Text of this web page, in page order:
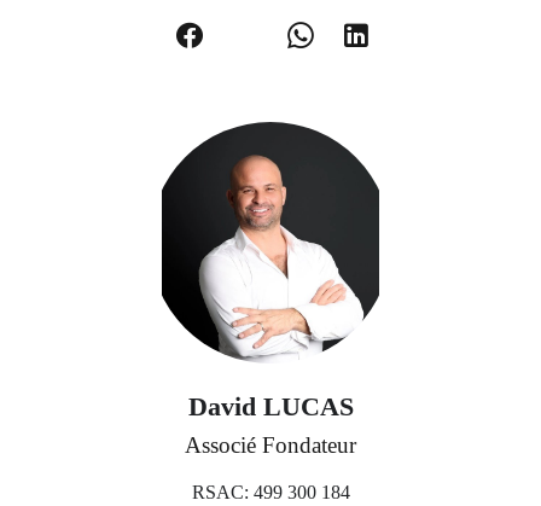
David LUCAS
Associé Fondateur
RSAC: 499 300 184